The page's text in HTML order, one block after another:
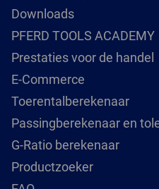
Downloads
PFERD TOOLS ACADEMY
Prestaties voor de handel
E-Commerce
Toerentalberekenaar
Passingberekenaar en
G-Ratio berekenaar
Productzoeker